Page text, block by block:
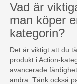
Vad är
man köper
kategorin?
Det är viktigt att du
produkt i Action-
avancerade
andra. Tänk också